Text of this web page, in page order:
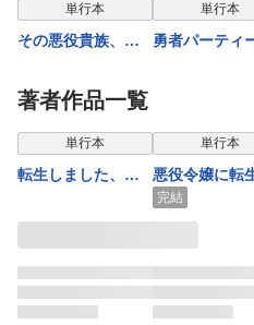
単行本
その悪役貴族、マ
すぎる ５ 〜真
摯な努力で最強と
なり不遇な推しキ
ャラ助けまくる〜
単行本
勇者パーティ
いてきたん
著者作品一覧
単行本
転生しました、サ
す。ごきげんよ
ローライフで大忙
し～４【電子書店
単行本
悪役令嬢に転
たと思ったら
ンデレラの義
オタクの異世
生～ 8巻
完結